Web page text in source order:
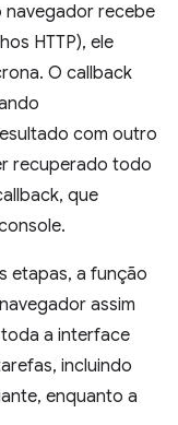
navegador recebe
HTTP), ele
O callback
com outro
recuperado todo
que
etapas, a função
assim
a interface
incluindo
enquanto a